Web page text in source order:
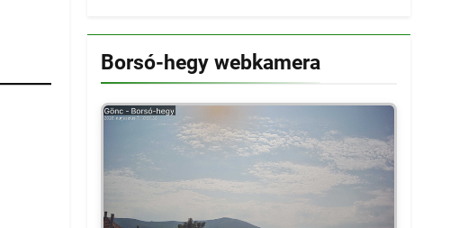
Borsó-hegy webkamera